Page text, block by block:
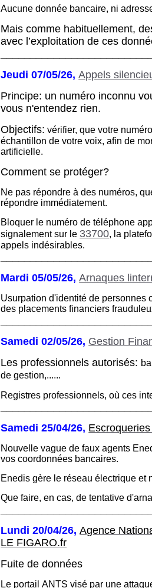
Aucune donnée bancaire, ni
Mais comme habituellement,
avec l’exploitation de ces
Jeudi 07/05/26,Appels
Principe: un numéro inconnu
vous n'entendez rien.
Objectifs: vérifier, que votre
échantillon de votre voix, afin de
artificielle.
Comment se protéger?
Ne pas répondre à des numéros,
répondre immédiatement.
Bloquer le numéro de téléphone
signalement sur le 33700, la
appels indésirables.
Mardi 05/05/26,Arnaques
Usurpation d'identité de personnes
des placements financiers
Samedi 02/05/26, Gestion
Les professionnels autorisés:
de gestion,......
Registres professionnels, où ces
Samedi 25/04/26,
Nouvelle vague de faux agents
vos coordonnées bancaires.
Enedis gère le réseau électrique et
Que faire, en cas, de tentative
Lundi 20/04/26,Agence
LE FIGARO.fr
Fuite de données
Le portail ANTS visé par une